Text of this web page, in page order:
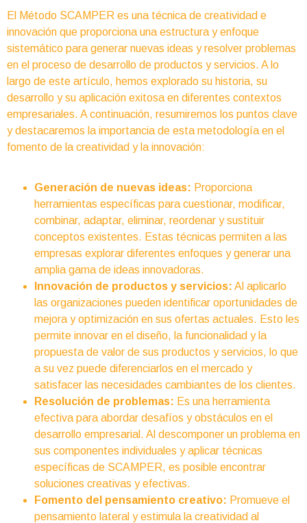
El Método SCAMPER es una técnica de creatividad e
innovación que proporciona una estructura y enfoque
sistemático para generar nuevas ideas y resolver problemas
en el proceso de desarrollo de productos y servicios. A lo
largo de este artículo, hemos explorado su historia, su
desarrollo y su aplicación exitosa en diferentes contextos
empresariales. A continuación, resumiremos los puntos clave
y destacaremos la importancia de esta metodología en el
fomento de la creatividad y la innovación:
Generación de nuevas ideas: Proporciona
herramientas específicas para cuestionar, modificar,
combinar, adaptar, eliminar, reordenar y sustituir
conceptos existentes. Estas técnicas permiten a las
empresas explorar diferentes enfoques y generar una
amplia gama de ideas innovadoras.
Innovación de productos y servicios: Al aplicarlo
las organizaciones pueden identificar oportunidades de
mejora y optimización en sus ofertas actuales. Esto les
permite innovar en el diseño, la funcionalidad y la
propuesta de valor de sus productos y servicios, lo que
a su vez puede diferenciarlos en el mercado y
satisfacer las necesidades cambiantes de los clientes.
Resolución de problemas: Es una herramienta
efectiva para abordar desafíos y obstáculos en el
desarrollo empresarial. Al descomponer un problema en
sus componentes individuales y aplicar técnicas
específicas de SCAMPER, es posible encontrar
soluciones creativas y efectivas.
Fomento del pensamiento creativo: Promueve el
pensamiento lateral y estimula la creatividad al